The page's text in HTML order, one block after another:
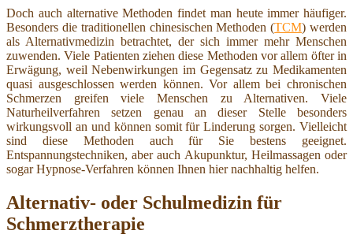
Doch auch alternative Methoden findet man heute immer häufiger.
Besonders die traditionellen chinesischen Methoden (TCM) werden
als Alternativmedizin betrachtet, der sich immer mehr Menschen
zuwenden. Viele Patienten ziehen diese Methoden vor allem öfter in
Erwägung, weil Nebenwirkungen im Gegensatz zu Medikamenten
quasi ausgeschlossen werden können. Vor allem bei chronischen
Schmerzen greifen viele Menschen zu Alternativen. Viele
Naturheilverfahren setzen genau an dieser Stelle besonders
wirkungsvoll an und können somit für Linderung sorgen. Vielleicht
sind diese Methoden auch für Sie bestens geeignet.
Entspannungstechniken, aber auch Akupunktur, Heilmassagen oder
sogar Hypnose-Verfahren können Ihnen hier nachhaltig helfen.
Alternativ- oder Schulmedizin für
Schmerztherapie